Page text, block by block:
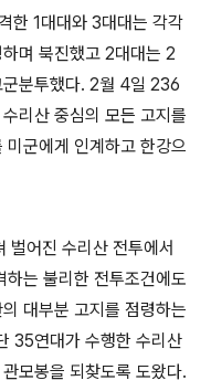
한 1대대와 3대대는 각각
며 북진했고 2대대는 2
분투했다. 2월 4일 236
리산 중심의 모든 고지를
군에게 인계하고 한강으
벌어진 수리산 전투에서
는 불리한 전투조건에도
대부분 고지를 점령하는
35연대가 수행한 수리산
모봉을 되찾도록 도왔다.